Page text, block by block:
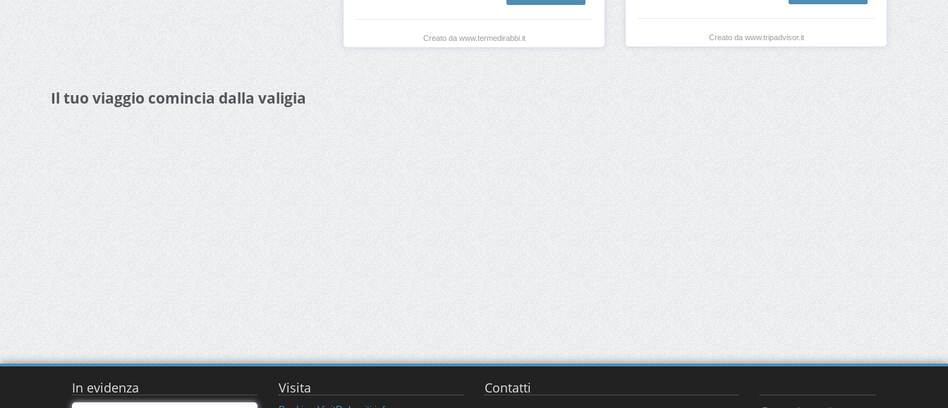
Creato da www.tripadvisor.it
Creato da www.termedirabbi.it
Il tuo viaggio comincia dalla valigia
In evidenza Visita Contatti